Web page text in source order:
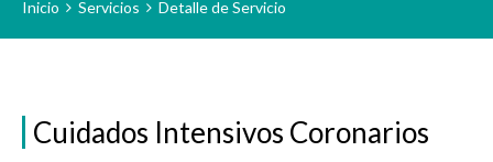
Inicio Servicios Detalle de Servicio
Cuidados Intensivos Coronarios